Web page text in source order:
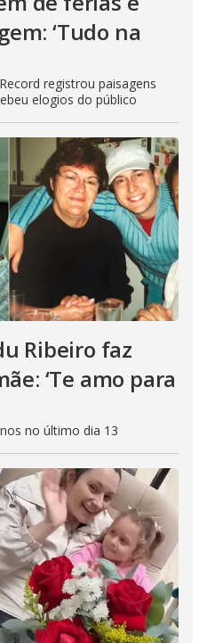
‘Tudo na
registrou paisagens
elogios do público
Ribeiro faz
‘Te amo para
no último dia 13